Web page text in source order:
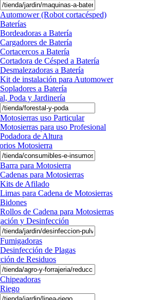
Automower (Robot cortacésped)
Baterías
Bordeadoras a Batería
Cargadores de Batería
Cortacercos a Batería
Cortadora de Césped a Batería
Desmalezadoras a Batería
Kit de instalación para Automower
Sopladores a Batería
Poda y Jardinería
Motosierras uso Particular
Motosierras para uso Profesional
Podadora de Altura
Motosierra
Barra para Motosierra
Cadenas para Motosierras
Kits de Afilado
Limas para Cadena de Motosierras
Bidones
Rollos de Cadena para Motosierras
y Desinfección
Fumigadoras
Desinfección de Plagas
de Residuos
Chipeadoras